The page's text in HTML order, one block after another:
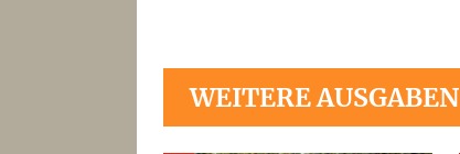
WEITERE AUSGABEN